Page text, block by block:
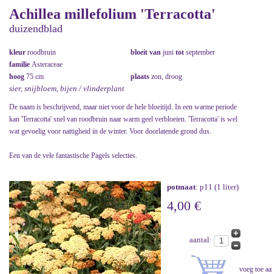
Achillea millefolium 'Terracotta'
duizendblad
kleur roodbruin bloeit van juni tot september
familie Asteraceae
hoog 75 cm plaats zon, droog
sier, snijbloem, bijen / vlinderplant
De naam is beschrijvend, maar niet voor de hele bloeitijd. In een warme periode
kan 'Terracotta' snel van roodbruin naar warm geel verbloeien. 'Terracotta' is wel
wat gevoelig voor nattigheid in de winter. Voor doorlatende grond dus.
Een van de vele fantastische Pagels selecties.
potmaat: p11 (1 liter)
4,00 €
aantal: